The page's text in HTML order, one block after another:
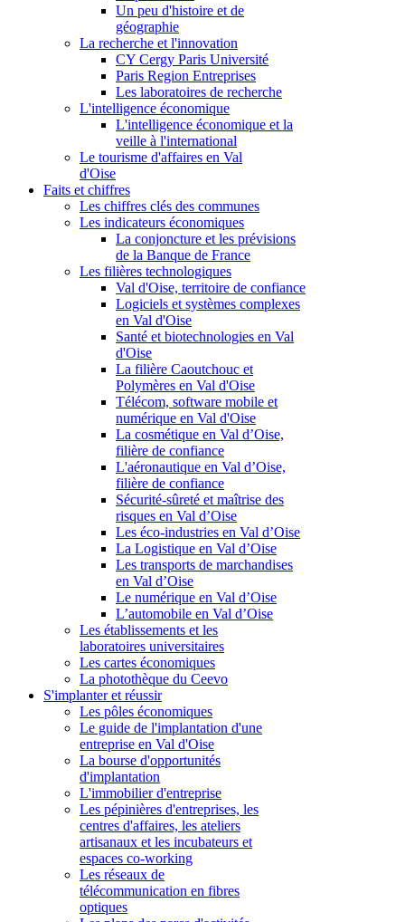
Un peu d'histoire et de
géographie
La recherche et l'innovation
CY Cergy Paris Université
Paris Region Entreprises
Les laboratoires de recherche
L'intelligence économique
L'intelligence économique et la
veille à l'international
Le tourisme d'affaires en Val
d'Oise
Faits et chiffres
Les chiffres clés des communes
Les indicateurs économiques
La conjoncture et les prévisions
de la Banque de France
Les filières technologiques
Val d'Oise, territoire de confiance
Logiciels et systèmes complexes
en Val d'Oise
Santé et biotechnologies en Val
d'Oise
La filière Caoutchouc et
Polymères en Val d'Oise
Télécom, software mobile et
numérique en Val d'Oise
La cosmétique en Val d’Oise,
filière de confiance
L'aéronautique en Val d’Oise,
filière de confiance
Sécurité-sûreté et maîtrise des
risques en Val d’Oise
Les éco-industries en Val d’Oise
La Logistique en Val d’Oise
Les transports de marchandises
en Val d’Oise
Le numérique en Val d’Oise
L’automobile en Val d’Oise
Les établissements et les
laboratoires universitaires
Les cartes économiques
La photothèque du Ceevo
S'implanter et réussir
Les pôles économiques
Le guide de l'implantation d'une
entreprise en Val d'Oise
La bourse d'opportunités
d'implantation
L'immobilier d'entreprise
Les pépinières d'entreprises, les
centres d'affaires, les ateliers
artisanaux et les incubateurs et
espaces co-working
Les réseaux de
télécommunication en fibres
optiques